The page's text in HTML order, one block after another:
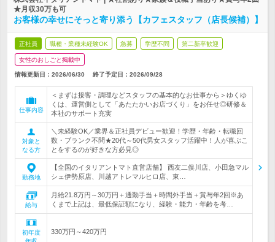
★月収30万も可
お客様の幸せにそっと寄り添う【カフェスタッフ（店長候補）】
正社員 職種・業種未経験OK 急募 学歴不問 第二新卒歓迎
女性のおしごと掲載中
情報更新日：2026/06/30 終了予定日： 2026/09/28
仕事内容
＜まずは接客・調理などスタッフの基本的なお仕事から＞ゆくゆ
くは、運営側として「あたたかいお店づくり」をお任せ◎研修＆
本社のサポート充実
対象と
なる方
＼未経験OK／業界＆正社員デビュー歓迎！学歴・年齢・転職回
数・ブランク不問★20代～50代男女スタッフ活躍中！人が喜ぶこ
とをするのが好きな方必見◎
勤務地
【全国のイタリアントマト直営店舗】 西友二俣川店、小田急マル
シェ伊勢原店、川越アトレマルヒロ店、東…
給与
月給21.8万円～30万円＋通勤手当＋時間外手当＋賞与年2回※あ
くまで上記は、最低保証額になり、経験・能力・年齢を考…
初年度
330万円～420万円